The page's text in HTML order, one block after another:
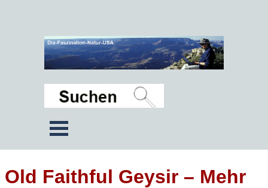
Old Faithful Geysir – Mehr